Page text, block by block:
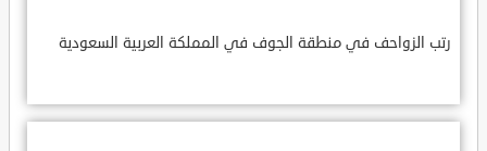
رتب الزواحف في منطقة الجوف في المملكة العربية السعودية